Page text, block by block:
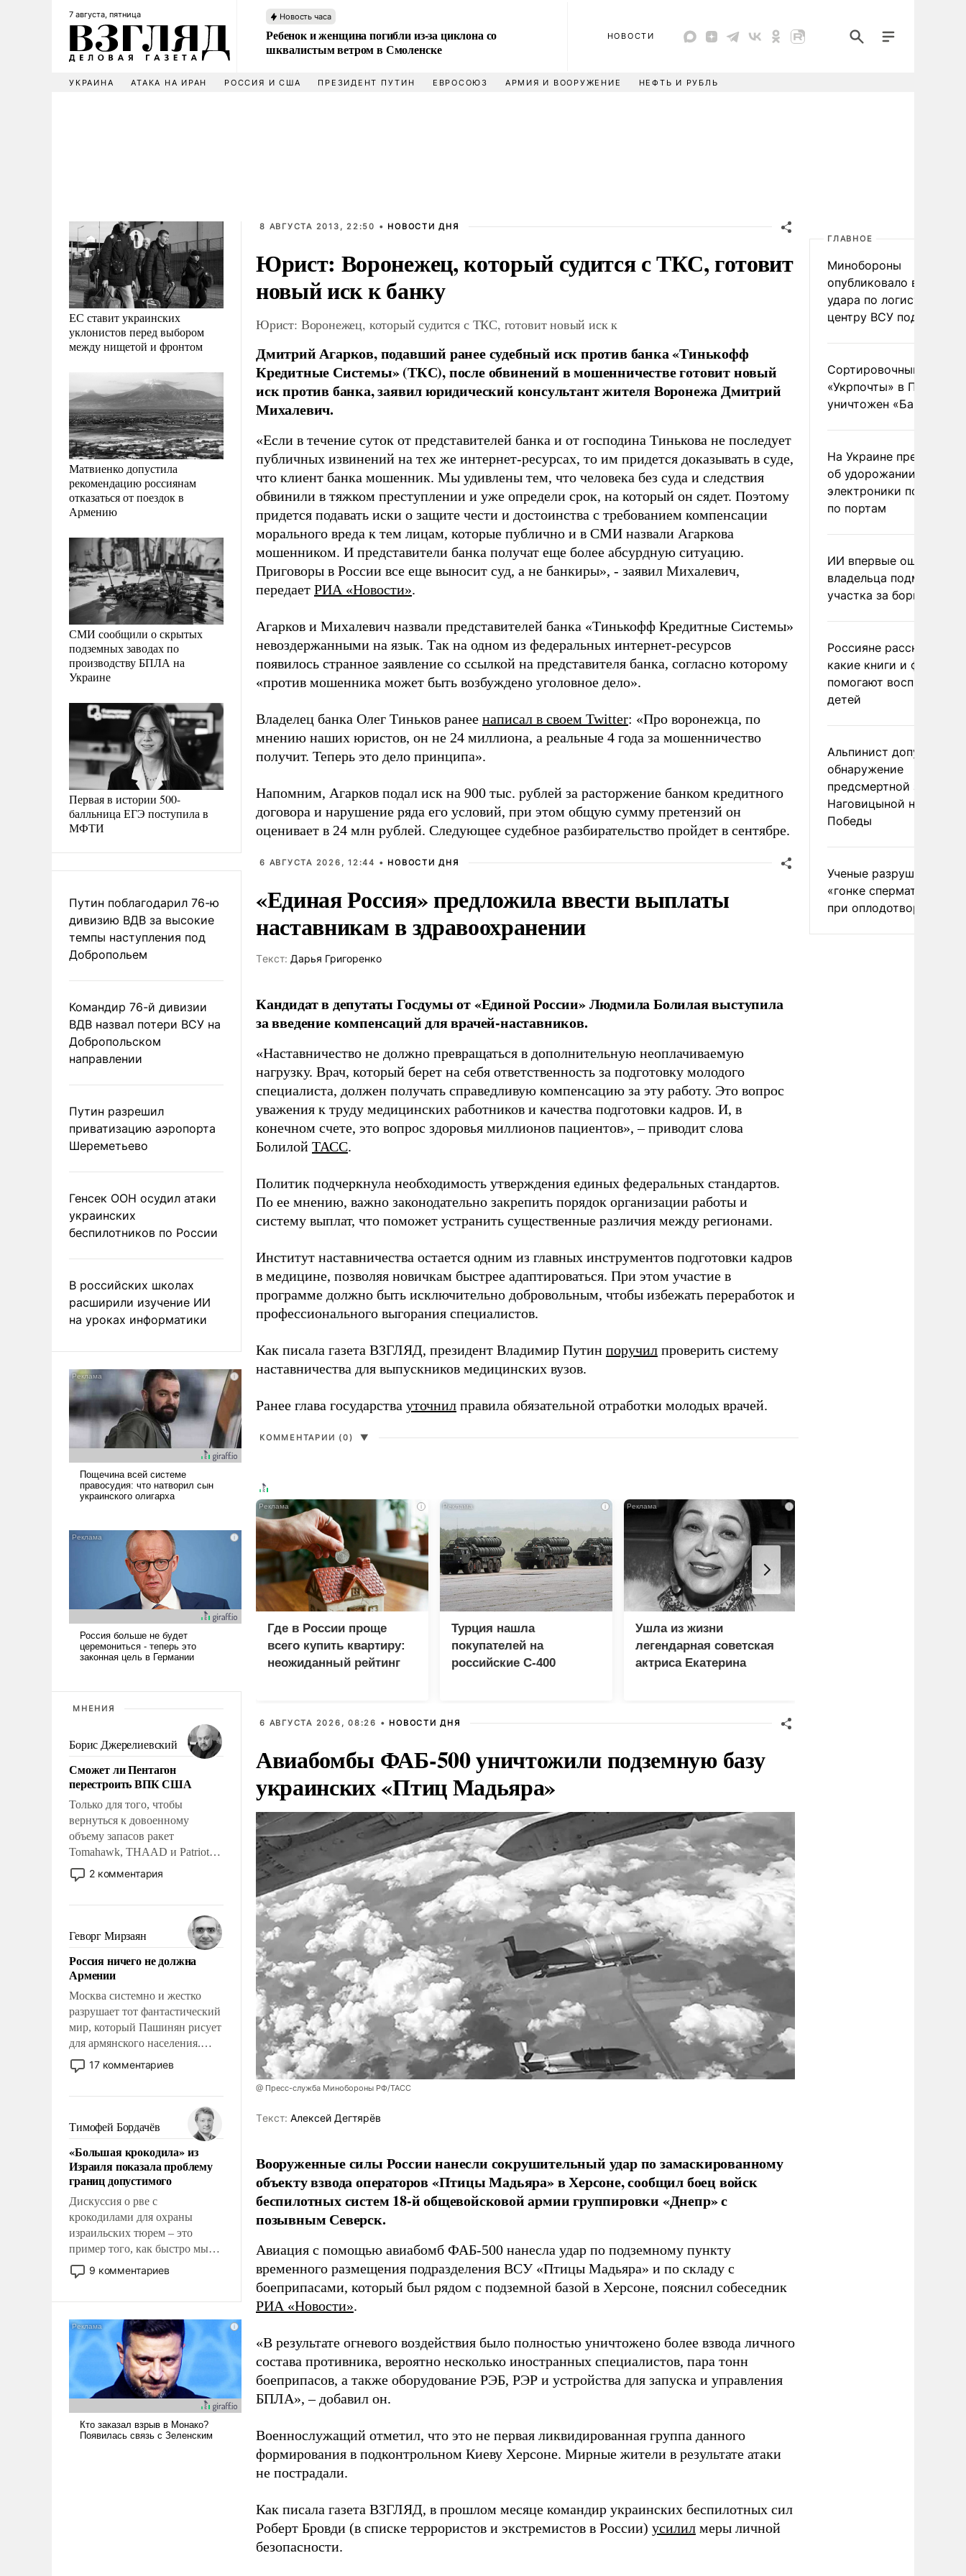
7 августа, пятница Новость часа
Ребенок и женщина погибли из-за циклона со
шквалистым ветром в Смоленске
НОВОСТИ
УКРАИНА АТАКА НА ИРАН РОССИЯ И США ПРЕЗИДЕНТ ПУТИН ЕВРОСОЮЗ АРМИЯ И ВООРУЖЕНИЕ НЕФТЬ И РУБЛЬ
ЕС ставит украинских
уклонистов перед выбором
между нищетой и фронтом
Матвиенко допустила
рекомендацию россиянам
отказаться от поездок в
Армению
СМИ сообщили о скрытых
подземных заводах по
производству БПЛА на
Украине
Первая в истории 500-
балльница ЕГЭ поступила в
МФТИ
Путин поблагодарил 76-ю
дивизию ВДВ за высокие
темпы наступления под
Добропольем
Командир 76-й дивизии
ВДВ назвал потери ВСУ на
Добропольском
направлении
Путин разрешил
приватизацию аэропорта
Шереметьево
Генсек ООН осудил атаки
украинских
беспилотников по России
В российских школах
расширили изучение ИИ
на уроках информатики
МНЕНИЯ
Борис Джерелиевский
Сможет ли Пентагон
перестроить ВПК США
Только для того, чтобы
вернуться к довоенному
объему запасов ракет
Tomahawk, THAAD и Patriot
США потребуется более трех
лет. Даже небольшая война с
Сложившаяся ситуация
означает многолетний период
уязвимости США, например,
перед Китаем.
2 комментария
Геворг Мирзаян
Россия ничего не должна
Армении
Москва системно и жестко
разрушает тот фантастический
мир, который Пашинян рисует
для армянского населения.
Мир, где политические
прожекты будут безусловно
налогоплательщиков и где
Еревану за свои поступки не
нужно отвечать.
17 комментариев
Тимофей Бордачёв
«Большая крокодила» из
Израиля показала проблему
границ допустимого
Дискуссия о рве с
крокодилами для охраны
израильских тюрем – это
пример того, как быстро мы
двигаемся по пути
революционных изменений.
псевдонаучной фантастики,
стало всерьез обсуждаемой
9 комментариев
8 АВГУСТА 2013, 22:50 • НОВОСТИ ДНЯ
Юрист: Воронежец, который судится с ТКС, готовит
новый иск к банку
Юрист: Воронежец, который судится с ТКС, готовит новый иск к
Дмитрий Агарков, подавший ранее судебный иск против банка «Тинькофф
Кредитные Системы» (ТКС), после обвинений в мошенничестве готовит новый
иск против банка, заявил юридический консультант жителя Воронежа Дмитрий
Михалевич.
«Если в течение суток от представителей банка и от господина Тинькова не последует
публичных извинений на тех же интернет-ресурсах, то им придется доказывать в суде,
что клиент банка мошенник. Мы удивлены тем, что человека без суда и следствия
обвинили в тяжком преступлении и уже определи срок, на который он сядет. Поэтому
придется подавать иски о защите чести и достоинства с требованием компенсации
морального вреда к тем лицам, которые публично и в СМИ назвали Агаркова
мошенником. И представители банка получат еще более абсурдную ситуацию.
Приговоры в России все еще выносит суд, а не банкиры», - заявил Михалевич,
передает РИА «Новости».
Агарков и Михалевич назвали представителей банка «Тинькофф Кредитные Системы»
невоздержанными на язык. Так на одном из федеральных интернет-ресурсов
появилось странное заявление со ссылкой на представителя банка, согласно которому
«против мошенника может быть возбуждено уголовное дело».
Владелец банка Олег Тиньков ранее написал в своем Twitter: «Про воронежца, по
мнению наших юристов, он не 24 миллиона, а реальные 4 года за мошенничество
получит. Теперь это дело принципа».
Напомним, Агарков подал иск на 900 тыс. рублей за расторжение банком кредитного
договора и нарушение ряда его условий, при этом общую сумму претензий он
оценивает в 24 млн рублей. Следующее судебное разбирательство пройдет в сентябре.
6 АВГУСТА 2026, 12:44 • НОВОСТИ ДНЯ
«Единая Россия» предложила ввести выплаты
наставникам в здравоохранении
Tекст: Дарья Григоренко
Кандидат в депутаты Госдумы от «Единой России» Людмила Болилая выступила
за введение компенсаций для врачей-наставников.
«Наставничество не должно превращаться в дополнительную неоплачиваемую
нагрузку. Врач, который берет на себя ответственность за подготовку молодого
специалиста, должен получать справедливую компенсацию за эту работу. Это вопрос
уважения к труду медицинских работников и качества подготовки кадров. И, в
конечном счете, это вопрос здоровья миллионов пациентов», – приводит слова
Болилой ТАСС.
Политик подчеркнула необходимость утверждения единых федеральных стандартов.
По ее мнению, важно законодательно закрепить порядок организации работы и
систему выплат, что поможет устранить существенные различия между регионами.
Институт наставничества остается одним из главных инструментов подготовки кадров
в медицине, позволяя новичкам быстрее адаптироваться. При этом участие в
программе должно быть исключительно добровольным, чтобы избежать переработок и
профессионального выгорания специалистов.
Как писала газета ВЗГЛЯД, президент Владимир Путин поручил проверить систему
наставничества для выпускников медицинских вузов.
Ранее глава государства уточнил правила обязательной отработки молодых врачей.
КОММЕНТАРИИ (0) ▼
i
Где в России проще
всего купить квартиру:
неожиданный рейтинг
i
Турция нашла
покупателей на
российские C-400
i
Ушла из жизни
легендарная советская
актриса Екатерина
6 АВГУСТА 2026, 08:26 • НОВОСТИ ДНЯ
Авиабомбы ФАБ-500 уничтожили подземную базу
украинских «Птиц Мадьяра»
@ Пресс-служба Минобороны РФ/ТАСС
Tекст: Алексей Дегтярёв
Вооруженные силы России нанесли сокрушительный удар по замаскированному
объекту взвода операторов «Птицы Мадьяра» в Херсоне, сообщил боец войск
беспилотных систем 18-й общевойсковой армии группировки «Днепр» с
позывным Северск.
Авиация с помощью авиабомб ФАБ-500 нанесла удар по подземному пункту
временного размещения подразделения ВСУ «Птицы Мадьяра» и по складу с
боеприпасами, который был рядом с подземной базой в Херсоне, пояснил собеседник
РИА «Новости».
«В результате огневого воздействия было полностью уничтожено более взвода личного
состава противника, вероятно несколько иностранных специалистов, пара тонн
боеприпасов, а также оборудование РЭБ, РЭР и устройства для запуска и управления
БПЛА», – добавил он.
Военнослужащий отметил, что это не первая ликвидированная группа данного
формирования в подконтрольном Киеву Херсоне. Мирные жители в результате атаки
не пострадали.
Как писала газета ВЗГЛЯД, в прошлом месяце командир украинских беспилотных сил
Роберт Бровди (в списке террористов и экстремистов в России) усилил меры личной
безопасности.
ГЛАВНОЕ
Минобороны
опубликовало видео
удара по
центру ВСУ под Киевом
Сортировочный пункт
«Укрпочты» в
уничтожен
На Украине
об удорожании
электроники после
по портам
ИИ впервые
владельца
участка за борщевик
Россияне рассказали,
какие книги и фильмы
помогают воспитывать
детей
Альпинист допустил
обнаружение
предсмертной записки
Наговицыной на пике
Победы
Ученые разрушили миф
«гонке
при оплодотворении